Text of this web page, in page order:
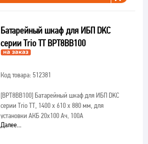
Батарейный шкаф для ИБП DKC
серии Trio TT BPT8BB100
Код товара: 512381
[BPT8BB100]Батарейный шкаф для ИБП DKC
серии Trio TT, 1400 x 610 x 880 мм, для
установки АКБ 20х100 Ач, 100А
Далее...